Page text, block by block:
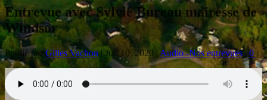
Entrevue avec Sylvie Bureau mairesse de
Windsor
Publié parGilles Vachon|Juil 10, 2020 | Audio -Nos entrevues| 0 |